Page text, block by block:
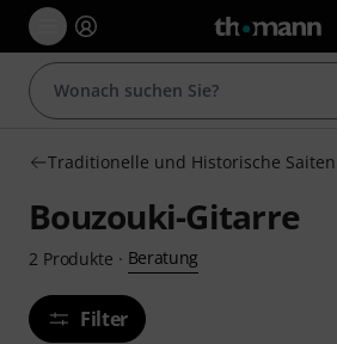
Traditionelle und Historische
Bouzouki-Gitarre
2 Produkte · Beratung
Filter